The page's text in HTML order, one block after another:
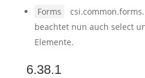
Forms
beachtet nun auch select
Elemente.
6.38.1